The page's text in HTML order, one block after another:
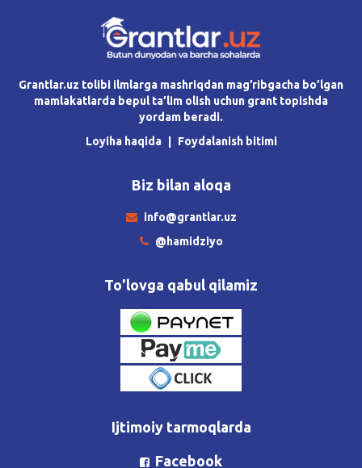
Grantlar.uz tolibi ilmlarga mashriqdan mag’ribgacha bo’lgan
mamlakatlarda bepul ta’lim olish uchun grant topishda
yordam beradi.
Loyiha haqida
Foydalanish bitimi
Biz bilan aloqa
info@grantlar.uz
@hamidziyo
To'lovga qabul qilamiz
Ijtimoiy tarmoqlarda
Facebook